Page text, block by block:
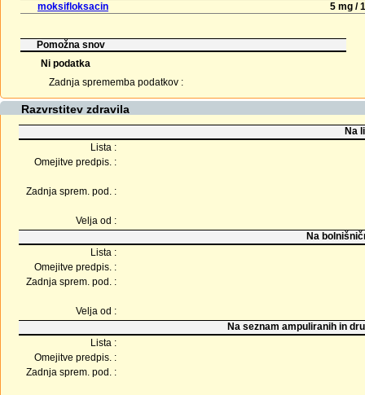
moksifloksacin
5 mg /
Pomožna snov
Ni podatka
Zadnja sprememba podatkov :
Razvrstitev zdravila
Na
Lista :
Omejitve predpis. :
Zadnja sprem. pod. :
Velja od :
Na
Lista :
Omejitve predpis. :
Zadnja sprem. pod. :
Velja od :
Na seznam ampuliranih in
Lista :
Omejitve predpis. :
Zadnja sprem. pod. :